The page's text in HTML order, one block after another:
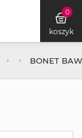
0
koszyk
BONET